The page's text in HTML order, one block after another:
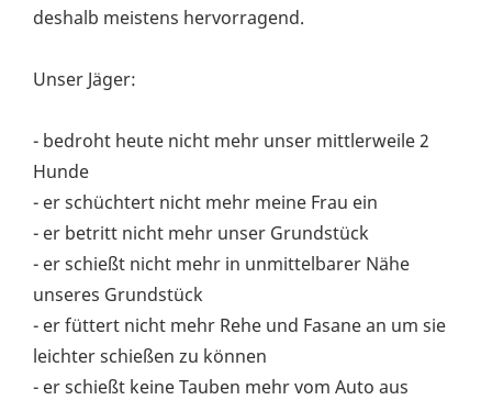
deshalb meistens hervorragend.
Unser Jäger:
- bedroht heute nicht mehr unser mittlerweile 2
Hunde
- er schüchtert nicht mehr meine Frau ein
- er betritt nicht mehr unser Grundstück
- er schießt nicht mehr in unmittelbarer Nähe
unseres Grundstück
- er füttert nicht mehr Rehe und Fasane an um sie
leichter schießen zu können
- er schießt keine Tauben mehr vom Auto aus